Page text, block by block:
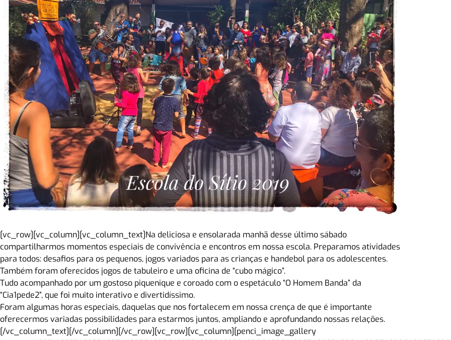
[vc_row][vc_column][vc_column_text]Na deliciosa e ensolarada manhã desse último sábado
compartilharmos momentos especiais de convivência e encontros em nossa escola. Preparamos atividades
para todos: desafios para os pequenos, jogos variados para as crianças e handebol para os adolescentes.
Também foram oferecidos jogos de tabuleiro e uma oficina de “cubo mágico”.
Tudo acompanhado por um gostoso piquenique e coroado com o espetáculo “O Homem Banda” da
“Cia1pede2”, que foi muito interativo e divertidíssimo.
Foram algumas horas especiais, daquelas que nos fortalecem em nossa crença de que é importante
oferecermos variadas possibilidades para estarmos juntos, ampliando e aprofundando nossas relações.
[/vc_column_text][/vc_column][/vc_row][vc_row][vc_column][penci_image_gallery